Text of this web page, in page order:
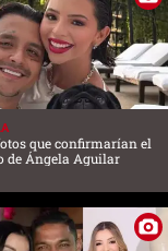
que confirmarían el
de Ángela Aguilar